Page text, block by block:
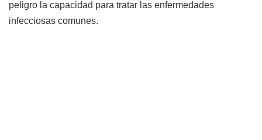
peligro la capacidad para tratar las enfermedades
infecciosas comunes.